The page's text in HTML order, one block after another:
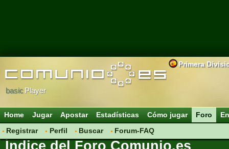
Primera
basicPlayer
Home Jugar Apostar Estadísticas Cómo jugar
Foro
Registrar
Perfil Buscar Forum-FAQ
Índice del Foro Comunio.es